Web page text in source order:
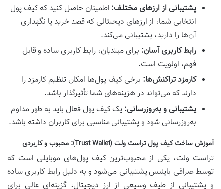
پشتیبانی از ارزهای مختلف: اطمینان حاصل کنید که کیف پول
انتخابی شما، از ارزهای دیجیتالی که قصد خرید یا نگهداری
آن‌ها را دارید، پشتیبانی می‌کند.
رابط کاربری آسان: برای مبتدیان، رابط کاربری ساده و قابل
فهم، اولویت است.
کارمزد تراکنش‌ها: برخی کیف پول‌ها امکان تنظیم کارمزد را
دارند که می‌تواند در هزینه‌های شما تأثیرگذار باشد.
پشتیبانی و به‌روزرسانی: یک کیف پول فعال باید به طور مداوم
به‌روزرسانی شود و پشتیبانی مناسبی برای کاربران داشته باشد.
آموزش ساخت کیف پول تراست ولت (Trust Wallet): محبوب و کاربردی
تراست ولت، یکی از محبوب‌ترین کیف پول‌های موبایلی است که
توسط صرافی بایننس پشتیبانی می‌شود و به دلیل رابط کاربری ساده
و پشتیبانی از طیف وسیعی از ارز دیجیتال، گزینه‌ای عالی برای